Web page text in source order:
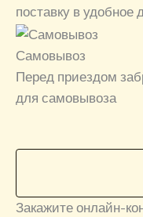
поставку в удобное
Самовывоз
Перед приездом
для самовывоза
Закажите онлайн-